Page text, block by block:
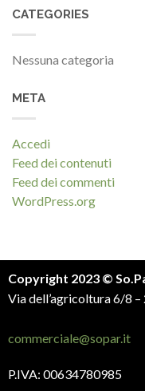
CATEGORIES
Nessuna categoria
META
Accedi
Feed dei contenuti
Feed dei commenti
WordPress.org
Copyright 2023 ©
Via dell’agricoltura 6/8
commerciale@sopar.it
P.IVA: 00634780985